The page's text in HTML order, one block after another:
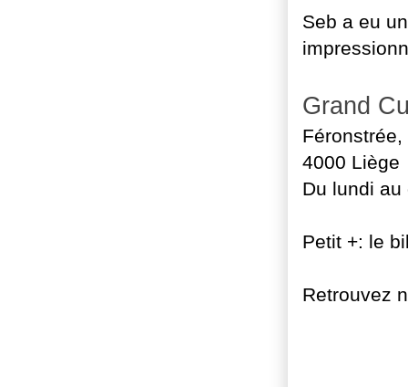
Seb a eu
Grand
Féronstrée,
4000 Liège
Du lundi
Petit +: le
Retrouvez